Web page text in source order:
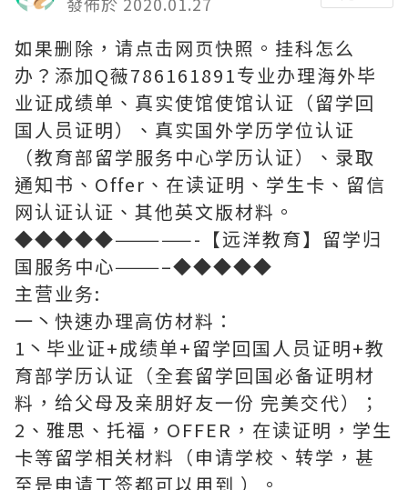
如果删除，请点击网页快照。挂科怎么
办？添加Q薇786161891专业办理海外毕
业证成绩单、真实使馆使馆认证（留学回
国人员证明）、真实国外学历学位认证
（教育部留学服务中心学历认证）、录取
通知书、Offer、在读证明、学生卡、留信
网认证认证、其他英文版材料。
◆◆◆◆◆—————-【远洋教育】留学归
国服务中心———–◆◆◆◆◆
主营业务:
一丶快速办理高仿材料：
1丶毕业证+成绩单+留学回国人员证明+教
育部学历认证（全套留学回国必备证明材
料，给父母及亲朋好友一份 完美交代）；
2、雅思、托福，OFFER，在读证明，学生
卡等留学相关材料（申请学校、转学，甚
至是申请工签都可以用到 ）。